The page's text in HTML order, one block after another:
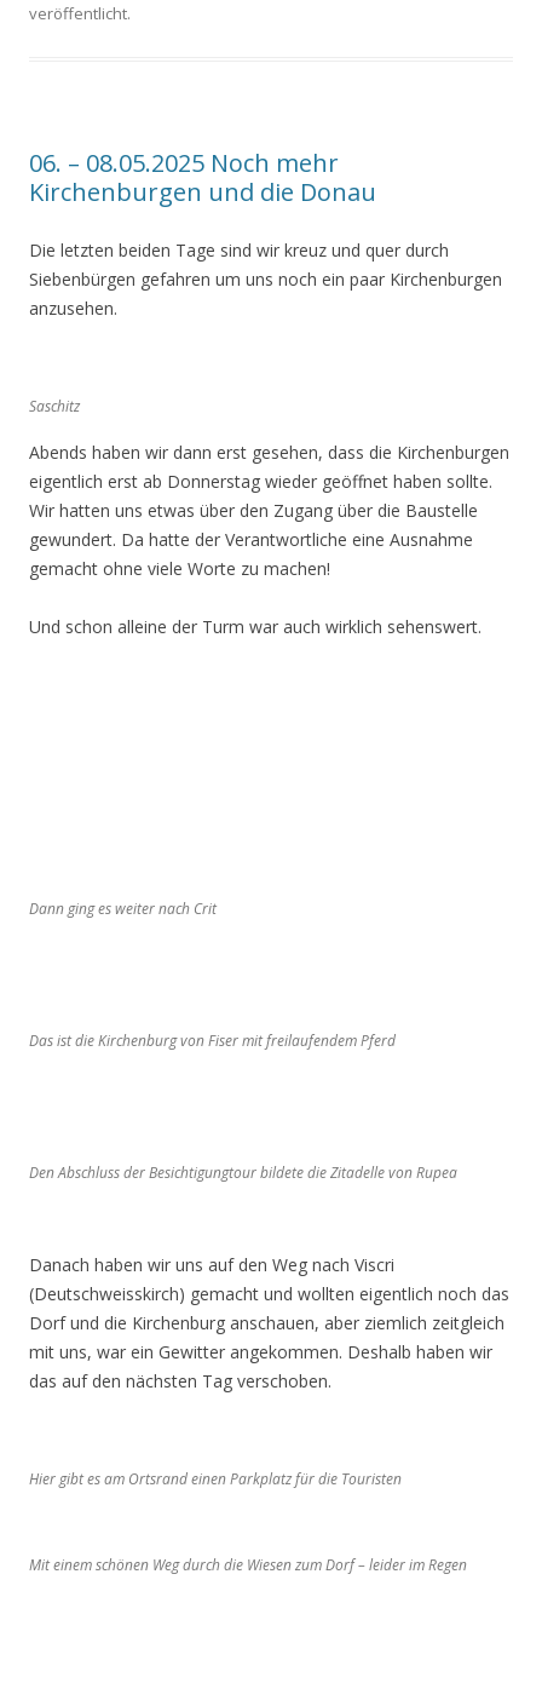
veröffentlicht.
06. – 08.05.2025 Noch mehr
Kirchenburgen und die Donau
Die letzten beiden Tage sind wir kreuz und quer durch
Siebenbürgen gefahren um uns noch ein paar Kirchenburgen
anzusehen.
Saschitz
Abends haben wir dann erst gesehen, dass die Kirchenburgen
eigentlich erst ab Donnerstag wieder geöffnet haben sollte.
Wir hatten uns etwas über den Zugang über die Baustelle
gewundert. Da hatte der Verantwortliche eine Ausnahme
gemacht ohne viele Worte zu machen!
Und schon alleine der Turm war auch wirklich sehenswert.
Dann ging es weiter nach Crit
Das ist die Kirchenburg von Fiser mit freilaufendem Pferd
Den Abschluss der Besichtigungtour bildete die Zitadelle von Rupea
Danach haben wir uns auf den Weg nach Viscri
(Deutschweisskirch) gemacht und wollten eigentlich noch das
Dorf und die Kirchenburg anschauen, aber ziemlich zeitgleich
mit uns, war ein Gewitter angekommen. Deshalb haben wir
das auf den nächsten Tag verschoben.
Hier gibt es am Ortsrand einen Parkplatz für die Touristen
Mit einem schönen Weg durch die Wiesen zum Dorf – leider im Regen